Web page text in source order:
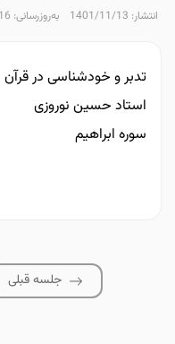
انتشار: 1401/11/13 به‌روزرسانی: 1401/11/16
تدبر و خودشناسی در قرآن
استاد حسین نوروزی
سوره ابراهیم
جلسه قبلی